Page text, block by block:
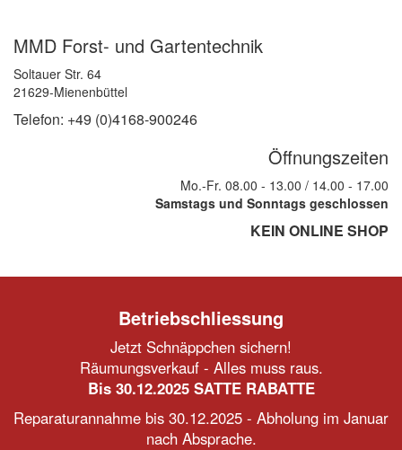
MMD Forst- und Gartentechnik
Soltauer Str. 64
21629-Mienenbüttel
Telefon: +49 (0)4168-900246
Öffnungszeiten
Mo.-Fr. 08.00 - 13.00 / 14.00 - 17.00
Samstags und Sonntags geschlossen
KEIN ONLINE SHOP
Betriebschliessung
Jetzt Schnäppchen sichern!
Räumungsverkauf - Alles muss raus.
Bis 30.12.2025 SATTE RABATTE
Reparaturannahme bis 30.12.2025 - Abholung im Januar
nach Absprache.